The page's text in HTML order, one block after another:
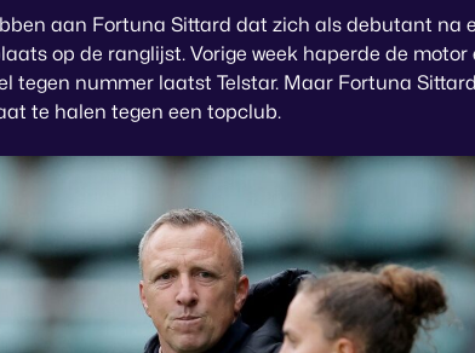
aan Fortuna Sittard dat zich als debutant na
op de ranglijst. Vorige week haperde de motor
tegen nummer laatst Telstar. Maar Fortuna
te halen tegen een topclub.